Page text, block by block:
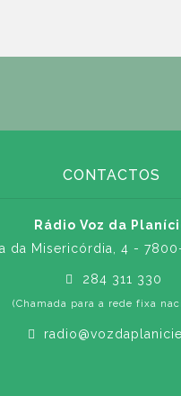
CONTACTOS
Rádio Voz da
da Misericórdia, 4 -
284 311 330
(Chamada para a rede fixa